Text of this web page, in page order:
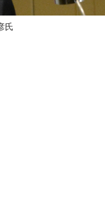
氏